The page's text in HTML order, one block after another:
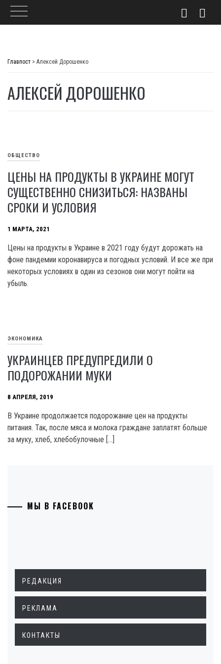
Главпост > Алексей Дорошенко
АЛЕКСЕЙ ДОРОШЕНКО
ОБЩЕСТВО
ЦЕНЫ НА ПРОДУКТЫ В УКРАИНЕ МОГУТ
СУЩЕСТВЕННО СНИЗИТЬСЯ: НАЗВАНЫ
СРОКИ И УСЛОВИЯ
1 МАРТА, 2021
Цены на продукты в Украине в 2021 году будут дорожать на
фоне пандемии коронавируса и погодных условий. И все же при
некоторых условиях в один из сезонов они могут пойти на
убыль.
ЭКОНОМИКА
УКРАИНЦЕВ ПРЕДУПРЕДИЛИ О
ПОДОРОЖАНИИ МУКИ
8 АПРЕЛЯ, 2019
В Украине продолжается подорожание цен на продукты
питания. Так, после мяса и молока граждане заплатят больше
за муку, хлеб, хлебобулочные […]
МЫ В FACEBOOK
РЕДАКЦИЯ
РЕКЛАМА
КОНТАКТЫ